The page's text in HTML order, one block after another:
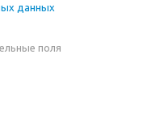
данных
поля